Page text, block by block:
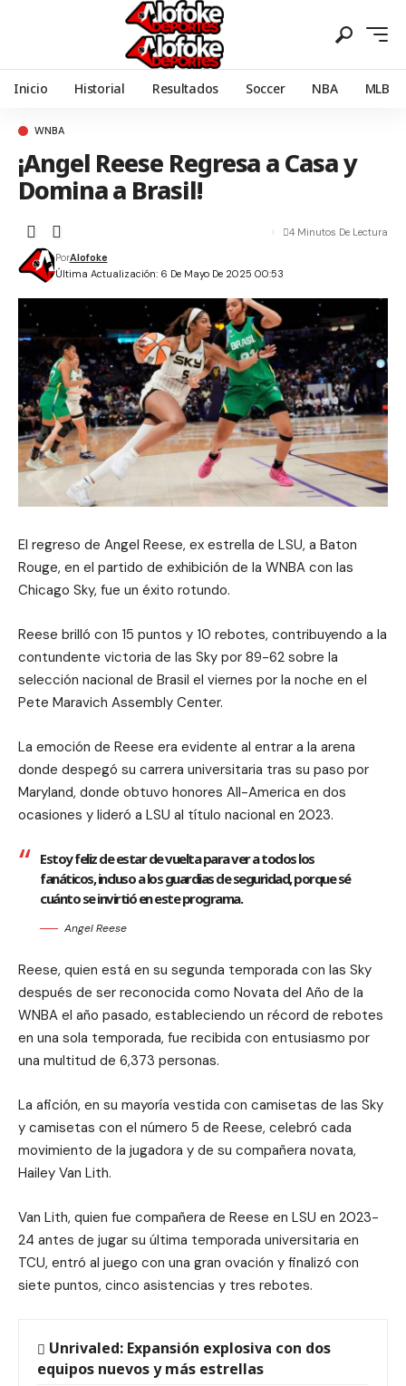
Inicio Historial Resultados Soccer NBA MLB
WNBA
¡Angel Reese Regresa a Casa y
Domina a Brasil!
Última Actualización: 6 De Mayo De 2025 00:53
PorAlofoke
4 Minutos De Lectura
El regreso de Angel Reese, ex estrella de LSU, a Baton
Rouge, en el partido de exhibición de la WNBA con las
Chicago Sky, fue un éxito rotundo.
Reese brilló con 15 puntos y 10 rebotes, contribuyendo a la
contundente victoria de las Sky por 89-62 sobre la
selección nacional de Brasil el viernes por la noche en el
Pete Maravich Assembly Center.
La emoción de Reese era evidente al entrar a la arena
donde despegó su carrera universitaria tras su paso por
Maryland, donde obtuvo honores All-America en dos
ocasiones y lideró a LSU al título nacional en 2023.
Estoy feliz de estar de vuelta para ver a todos los
fanáticos, incluso a los guardias de seguridad, porque sé
cuánto se invirtió en este programa.
Angel Reese
Reese, quien está en su segunda temporada con las Sky
después de ser reconocida como Novata del Año de la
WNBA el año pasado, estableciendo un récord de rebotes
en una sola temporada, fue recibida con entusiasmo por
una multitud de 6,373 personas.
La afición, en su mayoría vestida con camisetas de las Sky
y camisetas con el número 5 de Reese, celebró cada
movimiento de la jugadora y de su compañera novata,
Hailey Van Lith.
Van Lith, quien fue compañera de Reese en LSU en 2023-
24 antes de jugar su última temporada universitaria en
TCU, entró al juego con una gran ovación y finalizó con
siete puntos, cinco asistencias y tres rebotes.
Unrivaled: Expansión explosiva con dos
equipos nuevos y más estrellas